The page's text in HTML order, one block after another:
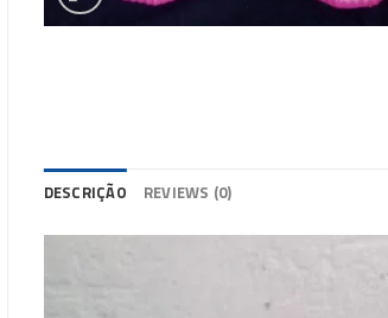
DESCRIÇÃO REVIEWS (0)